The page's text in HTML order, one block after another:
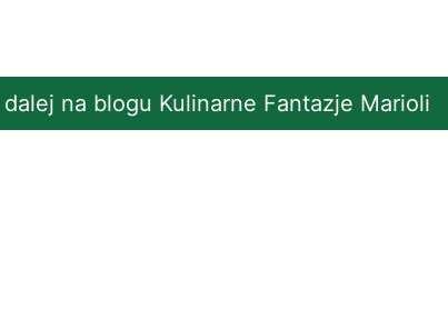
na blogu Kulinarne Fantazje Marioli